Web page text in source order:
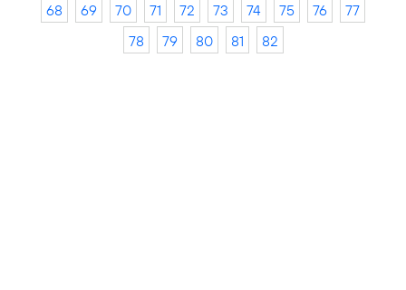
68
69 70 71 72 73 74 75 76
77
78
79 80 81 82